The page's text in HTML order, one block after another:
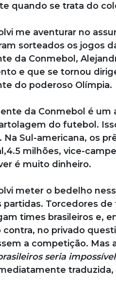
quando se trata do
me aventurar no
sorteados os jogos
da Conmebol,
e que se tornou
do poderoso Olímpia.
da Conmebol é
do futebol.
Na Sul-americana, os
milhões, vice-
é muito dinheiro.
meter o bedelho
partidas. Torcedores
times brasileiros e,
contra, no privado
a competição. Mas
seria
traduzida,